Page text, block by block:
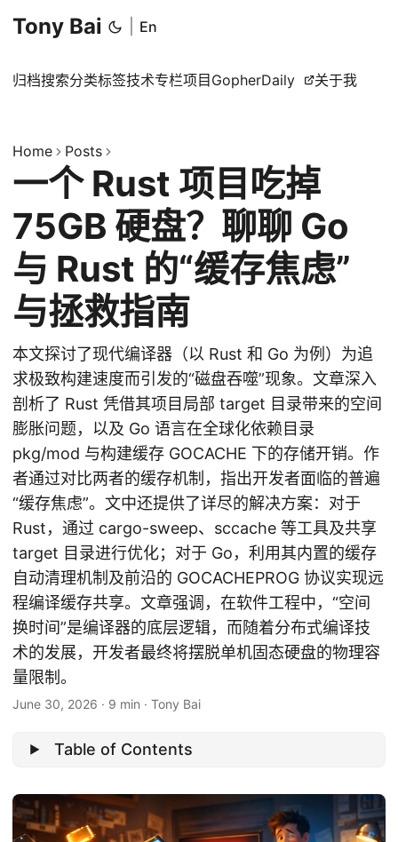
Tony Bai En
归档搜索分类标签技术专栏项目 GopherDaily 关于我
Home Posts
一个 Rust 项目吃掉
75GB 硬盘？聊聊 Go
与 Rust 的“缓存焦虑”
与拯救指南
本文探讨了现代编译器（以 Rust 和 Go 为例）为追
求极致构建速度而引发的“磁盘吞噬”现象。文章深入
剖析了 Rust 凭借其项目局部 target 目录带来的空间
膨胀问题，以及 Go 语言在全球化依赖目录
pkg/mod 与构建缓存 GOCACHE 下的存储开销。作
者通过对比两者的缓存机制，指出开发者面临的普遍
“缓存焦虑”。文中还提供了详尽的解决方案：对于
Rust，通过 cargo-sweep、sccache 等工具及共享
target 目录进行优化；对于 Go，利用其内置的缓存
自动清理机制及前沿的 GOCACHEPROG 协议实现远
程编译缓存共享。文章强调，在软件工程中，“空间
换时间”是编译器的底层逻辑，而随着分布式编译技
术的发展，开发者最终将摆脱单机固态硬盘的物理容
量限制。
June 30, 2026 · 9 min · Tony Bai
Table of Contents